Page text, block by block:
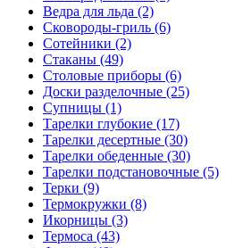
Ведра для льда (2)
Сковороды-гриль (6)
Сотейники (2)
Стаканы (49)
Столовые приборы (6)
Доски разделочные (25)
Супницы (1)
Тарелки глубокие (17)
Тарелки десертные (30)
Тарелки обеденные (30)
Тарелки подстановочные (5)
Терки (9)
Термокружки (8)
Икорницы (3)
Термоса (43)